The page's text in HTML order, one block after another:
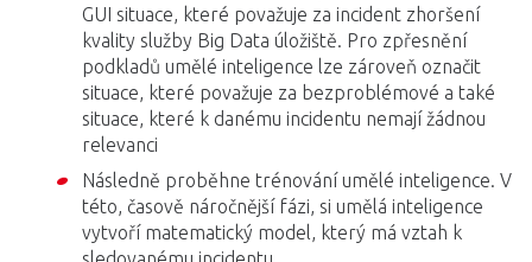
GUI situace, které považuje za incident zhoršení
kvality služby Big Data úložiště. Pro zpřesnění
podkladů umělé inteligence lze zároveň označit
situace, které považuje za bezproblémové a také
situace, které k danému incidentu nemají žádnou
relevanci
Následně proběhne trénování umělé inteligence. V
této, časově náročnější fázi, si umělá inteligence
vytvoří matematický model, který má vztah k